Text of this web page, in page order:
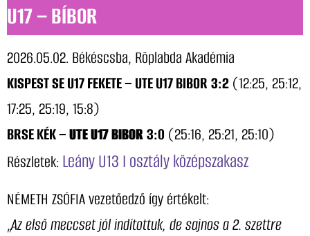
U17 – BÍBOR
2026.05.02. Békéscsba, Röplabda Akadémia
KISPEST SE U17 FEKETE – UTE U17 BIBOR3:2(12:25, 25:12,
17:25, 25:19, 15:8)
BRSE KÉK –UTE U17 BIBOR3:0 (25:16, 25:21, 25:10)
Részletek: Leány U13 I osztály középszakasz
NÉMETH ZSÓFIA vezetőedző így értékelt:
„Az első meccset jól indítottuk, de sajnos a 2. szettre